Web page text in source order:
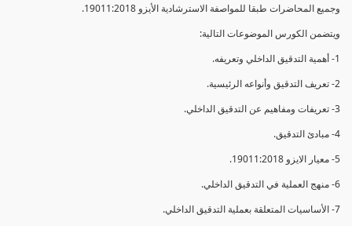
وجميع المحاضرات طبقا للمواصفة الاسترشادية الأيزو 19011:2018.
ويتضمن الكورس الموضوعات التالية:
1- أهمية التدقيق الداخلي وتعريفه.
2- تعريف التدقيق وأنواعه الرئيسية.
3- تعريفات ومفاهيم عن التدقيق الداخلي.
4- مبادئ التدقيق.
5- معيار الايزو 19011:2018.
6- منهج العملية في التدقيق الداخلي.
7- الأساسيات المتعلقة بعملية التدقيق الداخلي.